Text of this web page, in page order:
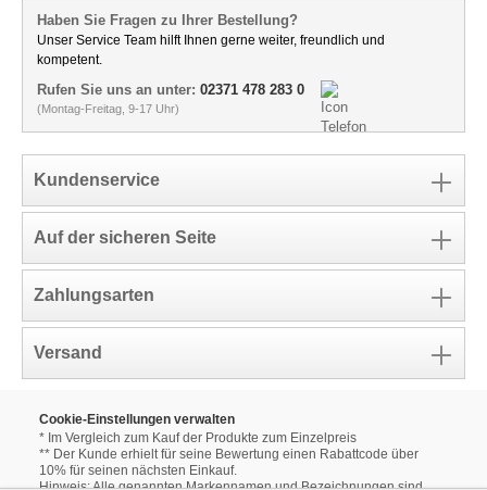
Haben Sie Fragen zu Ihrer Bestellung?
Unser Service Team hilft Ihnen gerne weiter, freundlich und
kompetent.
Rufen Sie uns an unter: 02371 478 283 0
(Montag-Freitag, 9-17 Uhr)
Kundenservice
Auf der sicheren Seite
Zahlungsarten
Versand
Cookie-Einstellungen verwalten
* Im Vergleich zum Kauf der Produkte zum Einzelpreis
** Der Kunde erhielt für seine Bewertung einen Rabattcode über
10% für seinen nächsten Einkauf.
Hinweis: Alle genannten Markennamen und Bezeichnungen sind